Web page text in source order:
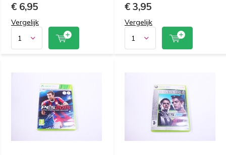
€ 6,95
Vergelijk
€ 3,95
Vergelijk